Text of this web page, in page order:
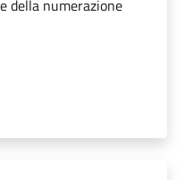
della numerazione